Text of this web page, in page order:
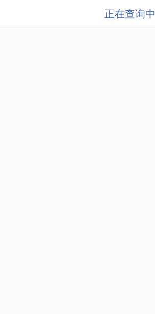
正在查询中